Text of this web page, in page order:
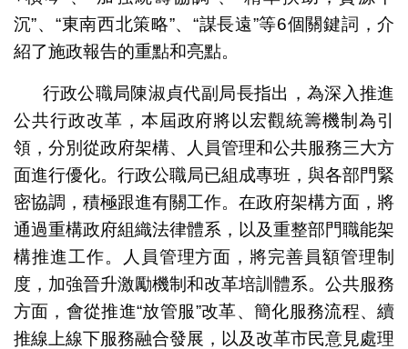
沉”、“東南西北策略”、“謀長遠”等6個關鍵詞，介
紹了施政報告的重點和亮點。
行政公職局陳淑貞代副局長指出，為深入推進
公共行政改革，本屆政府將以宏觀統籌機制為引
領，分別從政府架構、人員管理和公共服務三大方
面進行優化。行政公職局已組成專班，與各部門緊
密協調，積極跟進有關工作。在政府架構方面，將
通過重構政府組織法律體系，以及重整部門職能架
構推進工作。人員管理方面，將完善員額管理制
度，加強晉升激勵機制和改革培訓體系。公共服務
方面，會從推進“放管服”改革、簡化服務流程、續
推線上線下服務融合發展，以及改革市民意見處理